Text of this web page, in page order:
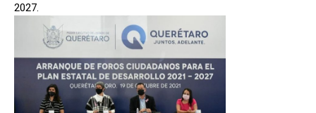
2027.